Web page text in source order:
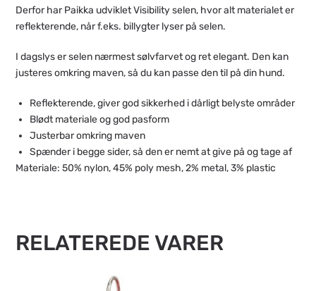
Derfor har Paikka udviklet Visibility selen, hvor alt materialet er
reflekterende, når f.eks. billygter lyser på selen.
I dagslys er selen nærmest sølvfarvet og ret elegant. Den kan
justeres omkring maven, så du kan passe den til på din hund.
Reflekterende, giver god sikkerhed i dårligt belyste områder
Blødt materiale og god pasform
Justerbar omkring maven
Spænder i begge sider, så den er nemt at give på og tage af
Materiale: 50% nylon, 45% poly mesh, 2% metal, 3% plastic
RELATEREDE VARER